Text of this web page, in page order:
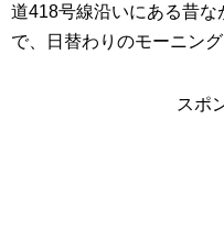
道418号線沿いにある昔な
で、日替わりのモーニン
スポ